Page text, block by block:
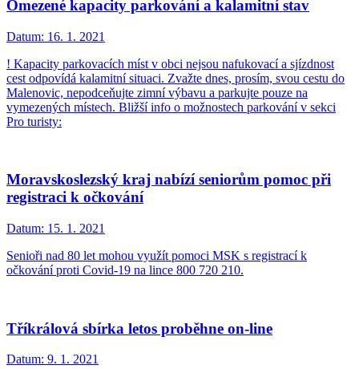
Omezené kapacity parkování a kalamitní stav
Datum: 16. 1. 2021
! Kapacity parkovacích míst v obci nejsou nafukovací a sjízdnost
cest odpovídá kalamitní situaci. Zvažte dnes, prosím, svou cestu do
Malenovic, nepodceňujte zimní výbavu a parkujte pouze na
vymezených místech. Bližší info o možnostech parkování v sekci
Pro turisty:
Moravskoslezský kraj nabízí seniorům pomoc při
registraci k očkování
Datum: 15. 1. 2021
Senioři nad 80 let mohou využít pomoci MSK s registrací k
očkování proti Covid-19 na lince 800 720 210.
Tříkrálová sbírka letos proběhne on-line
Datum: 9. 1. 2021